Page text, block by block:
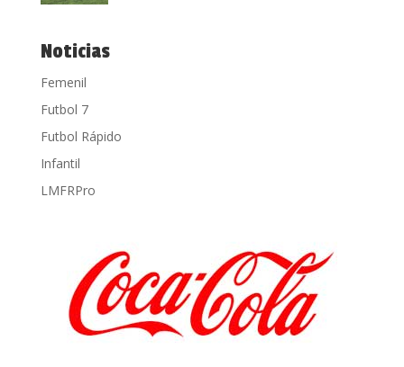
Noticias
Femenil
Futbol 7
Futbol Rápido
Infantil
LMFRPro